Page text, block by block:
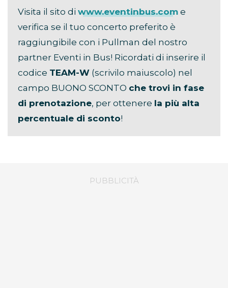
Visita il sito di www.eventinbus.com e
verifica se il tuo concerto preferito è
raggiungibile con i Pullman del nostro
partner Eventi in Bus! Ricordati di inserire il
codice TEAM-W (scrivilo maiuscolo) nel
campo BUONO SCONTO che trovi in fase
di prenotazione, per ottenere la più alta
percentuale di sconto!